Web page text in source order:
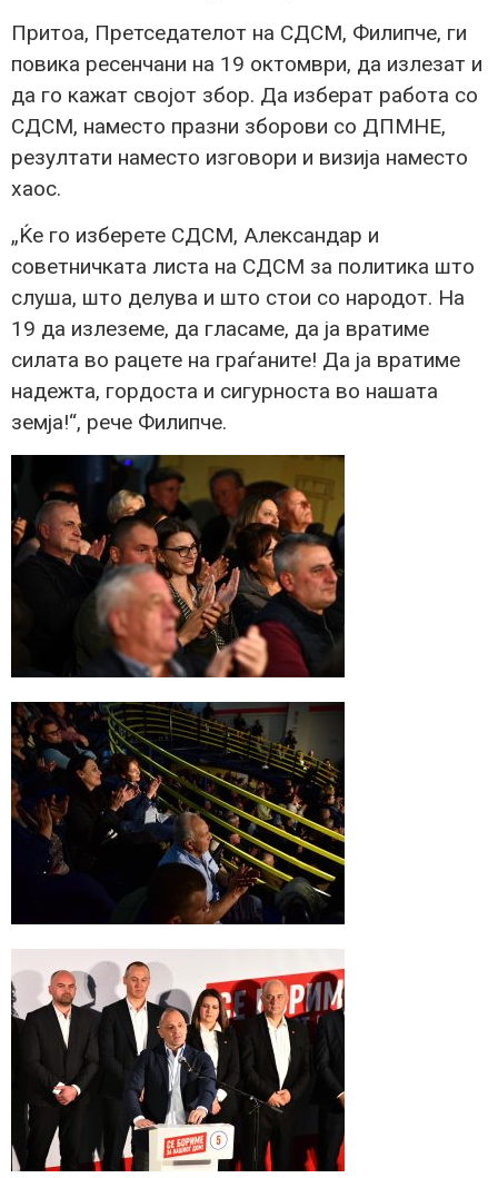
Притоа, Претседателот на СДСМ, Филипче, ги
повика ресенчани на 19 октомври, да излезат и
да го кажат својот збор. Да изберат работа со
СДСМ, наместо празни зборови со ДПМНЕ,
резултати наместо изговори и визија наместо
хаос.
„Ќе го изберете СДСМ, Александар и
советничката листа на СДСМ за политика што
слуша, што делува и што стои со народот. На
19 да излеземе, да гласаме, да ја вратиме
силата во рацете на граѓаните! Да ја вратиме
надежта, гордоста и сигурноста во нашата
земја!“, рече Филипче.